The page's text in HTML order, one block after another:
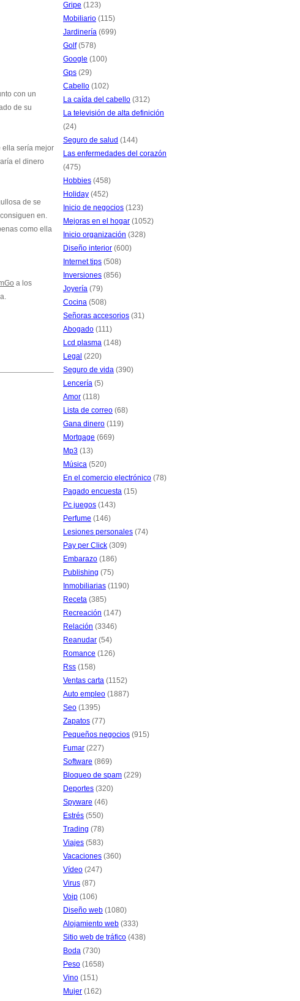
con un
de su
ella sería mejor
el dinero
de se
en.
como ella
a los
Gripe (123)
Mobiliario (115)
Jardinería (699)
Golf(578)
Google (100)
Gps (29)
Cabello (102)
La caída del cabello (312)
La televisión de alta definición
(24)
Seguro de salud (144)
Las enfermedades del corazón
(475)
Hobbies (458)
Holiday (452)
Inicio de negocios (123)
Mejoras en el hogar (1052)
Inicio organización (328)
Diseño interior (600)
Internet tips (508)
Inversiones (856)
Joyería (79)
Cocina (508)
Señoras accesorios (31)
Abogado (111)
Lcd plasma (148)
Legal (220)
Seguro de vida (390)
Lencería (5)
Amor (118)
Lista de correo (68)
Gana dinero (119)
Mortgage (669)
Mp3 (13)
Música (520)
En el comercio electrónico (78)
Pagado encuesta (15)
Pc juegos (143)
Perfume (146)
Lesiones personales (74)
Pay per Click (309)
Embarazo (186)
Publishing (75)
Inmobiliarias (1190)
Receta (385)
Recreación (147)
Relación (3346)
Reanudar (54)
Romance (126)
Rss (158)
Ventas carta (1152)
Auto empleo (1887)
Seo (1395)
Zapatos (77)
Pequeños negocios (915)
Fumar (227)
Software (869)
Bloqueo de spam (229)
Deportes (320)
Spyware (46)
Estrés (550)
Trading (78)
Viajes (583)
Vacaciones (360)
Vídeo (247)
Virus (87)
Voip (106)
Diseño web (1080)
Alojamiento web (333)
Sitio web de tráfico (438)
Boda (730)
Peso (1658)
Vino (151)
Mujer (162)